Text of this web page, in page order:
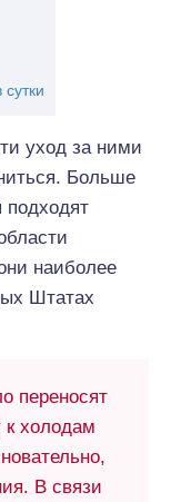
уход за ними
Больше
подходят
наиболее
Штатах
переносят
холодам
В связи